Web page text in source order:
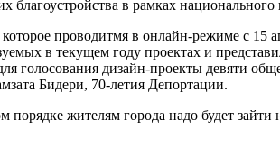
в рамках
проводитмя в онлайн-режиме с 15
в текущем году проектах и
голосования дизайн-проекты девяти
Бидери, 70-летия Депортации.
жителям города надо будет